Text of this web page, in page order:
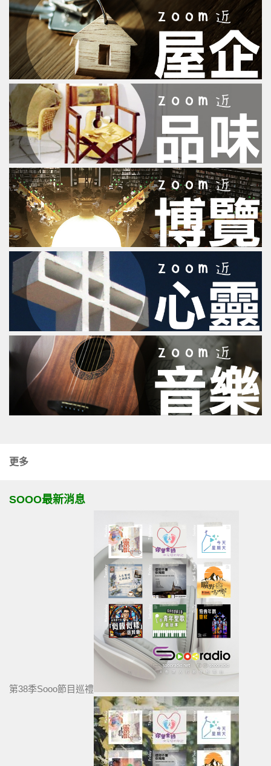
更多
SOOO最新消息
第38季Sooo節目巡禮